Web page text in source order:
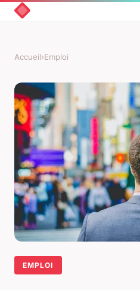
Accueil›Emploi
EMPLOI